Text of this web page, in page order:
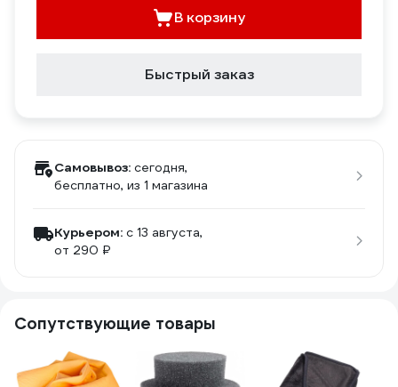
В корзину
Быстрый заказ
Самовывоз: сегодня,
бесплатно, из 1 магазина
Курьером: c 13 августа,
от 290 ₽
Сопутствующие товары